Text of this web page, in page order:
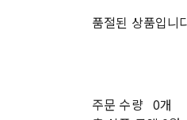
품절된 상품입니
주문 수량 0개